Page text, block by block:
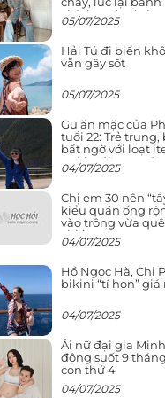
chính ngôn tình
05/07/2025
Hải Tú đi biển
vẫn gây sốt
05/07/2025
Gu ăn mặc của
tuổi 22: Trẻ trung,
bất ngờ với loạt
nghìn đã mua
04/07/2025
Chị em 30 nên
kiểu quần ống
vào trông vừa
chiều cao
04/07/2025
Hồ Ngọc Hà, Chi
bikini “tí hon” giá
04/07/2025
Ái nữ đại gia
động suốt 9
con thứ 4
04/07/2025